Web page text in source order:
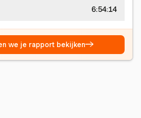
6:54:15
we je rapport bekijken→